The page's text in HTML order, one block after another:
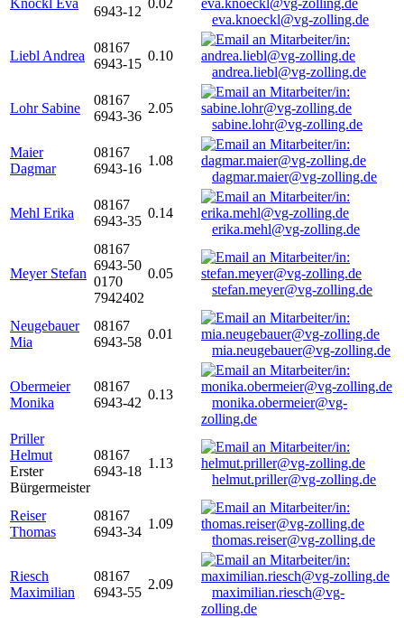
Knöckl Eva
6943-12
0.02
eva.knoeckl@vg-zolling.de
Liebl Andrea
08167
6943-15
0.10
andrea.liebl@vg-zolling.de
Lohr Sabine
08167
6943-36
2.05
sabine.lohr@vg-zolling.de
Maier
Dagmar
08167
6943-16
1.08
dagmar.maier@vg-zolling.de
Mehl Erika
08167
6943-35
0.14
erika.mehl@vg-zolling.de
Meyer Stefan
08167
6943-50
0170
7942402
0.05
stefan.meyer@vg-zolling.de
Neugebauer
Mia
08167
6943-58
0.01
mia.neugebauer@vg-zolling.de
Obermeier
Monika
08167
6943-42
0.13
monika.obermeier@vg-
zolling.de
Priller
Helmut
Erster
Bürgermeister
08167
6943-18
1.13
helmut.priller@vg-zolling.de
Reiser
Thomas
08167
6943-34
1.09
thomas.reiser@vg-zolling.de
Riesch
Maximilian
08167
6943-55
2.09
maximilian.riesch@vg-
zolling.de